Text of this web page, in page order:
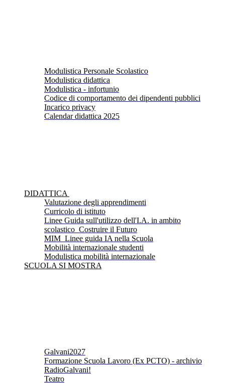
Modulistica Personale Scolastico
Modulistica didattica
Modulistica - infortunio
Codice di comportamento dei dipendenti pubblici
Incarico privacy
Calendar didattica 2025
DIDATTICA
Valutazione degli apprendimenti
Curricolo di istituto
Linee Guida sull'utilizzo dell'I.A. in ambito
scolastico_Costruire il Futuro
MIM_Linee guida IA nella Scuola
Mobilità internazionale studenti
Modulistica mobilità internazionale
SCUOLA SI MOSTRA
Galvani2027
Formazione Scuola Lavoro (Ex PCTO) - archivio
RadioGalvani!
Teatro